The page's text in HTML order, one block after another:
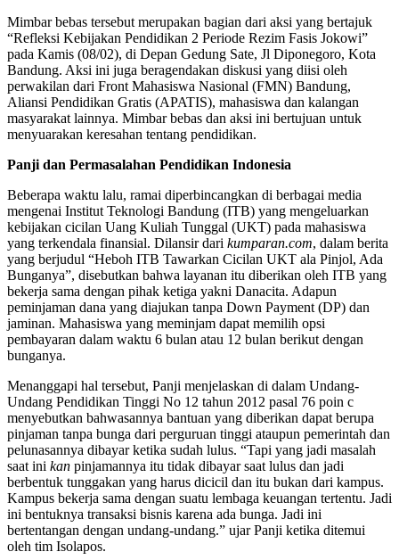
Mimbar bebas tersebut merupakan bagian dari aksi yang bertajuk
“Refleksi Kebijakan Pendidikan 2 Periode Rezim Fasis Jokowi”
pada Kamis (08/02), di Depan Gedung Sate, Jl Diponegoro, Kota
Bandung. Aksi ini juga beragendakan diskusi yang diisi oleh
perwakilan dari Front Mahasiswa Nasional (FMN) Bandung,
Aliansi Pendidikan Gratis (APATIS), mahasiswa dan kalangan
masyarakat lainnya. Mimbar bebas dan aksi ini bertujuan untuk
menyuarakan keresahan tentang pendidikan.
Panji dan Permasalahan Pendidikan Indonesia
Beberapa waktu lalu, ramai diperbincangkan di berbagai media
mengenai Institut Teknologi Bandung (ITB) yang mengeluarkan
kebijakan cicilan Uang Kuliah Tunggal (UKT) pada mahasiswa
yang terkendala finansial. Dilansir dari kumparan.com, dalam berita
yang berjudul “Heboh ITB Tawarkan Cicilan UKT ala Pinjol, Ada
Bunganya”, disebutkan bahwa layanan itu diberikan oleh ITB yang
bekerja sama dengan pihak ketiga yakni Danacita. Adapun
peminjaman dana yang diajukan tanpa Down Payment (DP) dan
jaminan. Mahasiswa yang meminjam dapat memilih opsi
pembayaran dalam waktu 6 bulan atau 12 bulan berikut dengan
bunganya.
Menanggapi hal tersebut, Panji menjelaskan di dalam Undang-
Undang Pendidikan Tinggi No 12 tahun 2012 pasal 76 poin c
menyebutkan bahwasannya bantuan yang diberikan dapat berupa
pinjaman tanpa bunga dari perguruan tinggi ataupun pemerintah dan
pelunasannya dibayar ketika sudah lulus. “Tapi yang jadi masalah
saat ini kan pinjamannya itu tidak dibayar saat lulus dan jadi
berbentuk tunggakan yang harus dicicil dan itu bukan dari kampus.
Kampus bekerja sama dengan suatu lembaga keuangan tertentu. Jadi
ini bentuknya transaksi bisnis karena ada bunga. Jadi ini
bertentangan dengan undang-undang.” ujar Panji ketika ditemui
oleh tim Isolapos.